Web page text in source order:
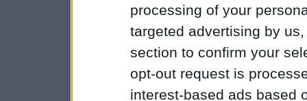
processing of your
targeted advertising by
section to confirm your
opt-out request is
interest-based ads based